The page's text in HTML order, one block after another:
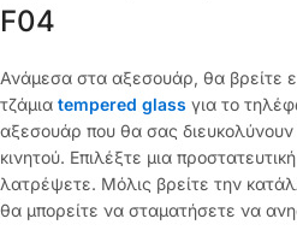
F04
Ανάμεσα στα αξεσουάρ, θα βρείτε
τζάμια tempered glass για το
αξεσουάρ που θα σας
κινητού. Επιλέξτε μια
λατρέψετε. Μόλις βρείτε την
θα μπορείτε να σταματήσετε να